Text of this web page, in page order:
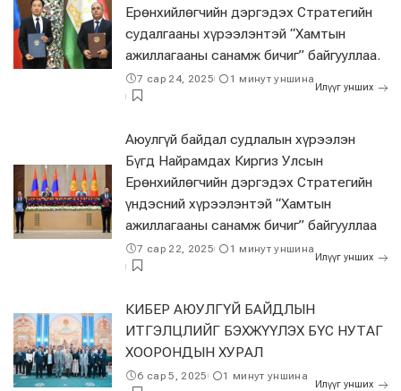
Ерөнхийлөгчийн дэргэдэх Стратегийн
судалгааны хүрээлэнтэй “Хамтын
ажиллагааны санамж бичиг” байгууллаа.
7 сар 24, 2025 1 минут уншина
Илүүг унших
Аюулгүй байдал судлалын хүрээлэн
Бүгд Найрамдах Киргиз Улсын
Ерөнхийлөгчийн дэргэдэх Стратегийн
үндэсний хүрээлэнтэй “Хамтын
ажиллагааны санамж бичиг” байгууллаа
7 сар 22, 2025 1 минут уншина
Илүүг унших
КИБЕР АЮУЛГҮЙ БАЙДЛЫН
ИТГЭЛЦЛИЙГ БЭХЖҮҮЛЭХ БҮС НУТАГ
ХООРОНДЫН ХУРАЛ
6 сар 5, 2025 1 минут уншина
Илүүг унших